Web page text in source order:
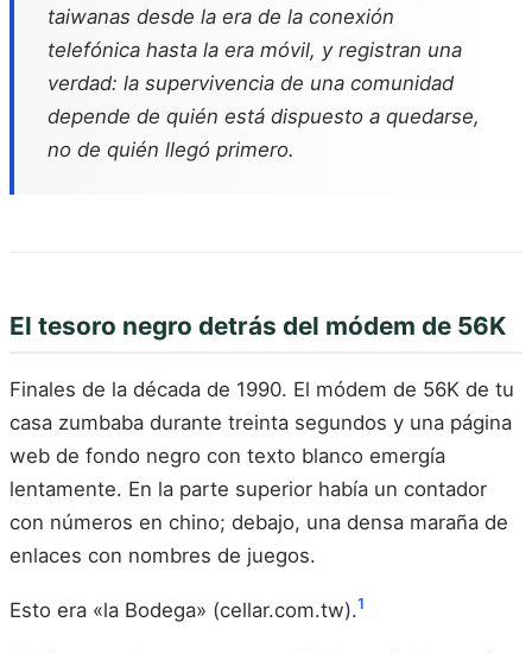
taiwanas desde la era de la conexión
telefónica hasta la era móvil, y registran una
verdad: la supervivencia de una comunidad
depende de quién está dispuesto a quedarse,
no de quién llegó primero.
El tesoro negro detrás del módem de 56K
Finales de la década de 1990. El módem de 56K de tu
casa zumbaba durante treinta segundos y una página
web de fondo negro con texto blanco emergía
lentamente. En la parte superior había un contador
con números en chino; debajo, una densa maraña de
enlaces con nombres de juegos.
Esto era «la Bodega» (cellar.com.tw).1